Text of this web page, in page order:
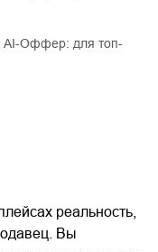
AI-Оффер: для топ-
реальность,
Вы